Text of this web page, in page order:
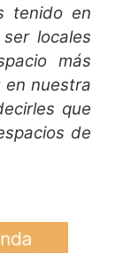
tenido en
locales
más
nuestra
que
de